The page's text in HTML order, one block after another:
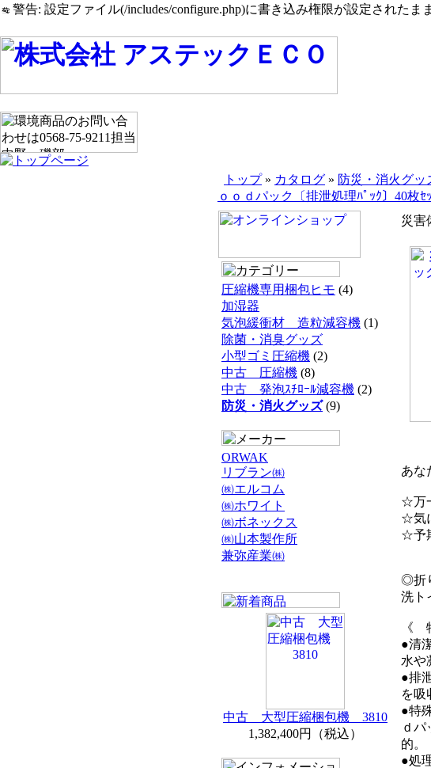
警告: 設定ファイル(/includes/configure.php)に書き込み権限が設定されたま
トップ» カタログ » 防災・消火グッ
ｏｏｄパック〔排泄処理ﾊﾟｯｸ〕40枚ｾ
圧縮機専用梱包ヒモ (4)
加湿器
気泡緩衝材 造粒減容機 (1)
除菌・消臭グッズ
小型ゴミ圧縮機 (2)
中古 圧縮機 (8)
中古 発泡ｽﾁﾛｰﾙ減容機 (2)
防災・消火グッズ(9)
ORWAK
リブラン㈱
㈱エルコム
㈱ホワイト
㈱ボネックス
㈱山本製作所
兼弥産業㈱
中古 大型圧縮梱包機 3810
1,382,400円（税込）
災害
あな
☆万
☆気
☆予
◎折
洗ト
《
●清
水や
●排
を吸
●特
ｄ
的。
●処